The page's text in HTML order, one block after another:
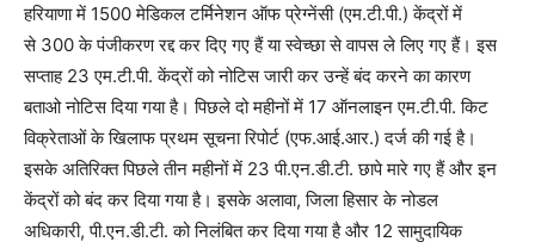
हरियाणा में 1500 मेडिकल टर्मिनेशन ऑफ प्रेग्नेंसी (एम.टी.पी.) केंद्रों में
से 300 के पंजीकरण रद्द कर दिए गए हैं या स्वेच्छा से वापस ले लिए गए हैं। इस
सप्ताह 23 एम.टी.पी. केंद्रों को नोटिस जारी कर उन्हें बंद करने का कारण
बताओ नोटिस दिया गया है। पिछले दो महीनों में 17 ऑनलाइन एम.टी.पी. किट
विक्रेताओं के खिलाफ प्रथम सूचना रिपोर्ट (एफ.आई.आर.) दर्ज की गई है।
इसके अतिरिक्त पिछले तीन महीनों में 23 पी.एन.डी.टी. छापे मारे गए हैं और इन
केंद्रों को बंद कर दिया गया है। इसके अलावा, जिला हिसार के नोडल
अधिकारी, पी.एन.डी.टी. को निलंबित कर दिया गया है और 12 सामुदायिक